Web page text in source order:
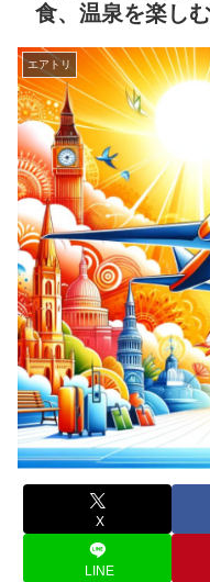
食、温泉を楽し
エアトリ
X
LINE